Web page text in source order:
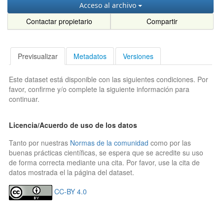
Acceso al archivo
Contactar propietario Compartir
Previsualizar Metadatos Versiones
Este dataset está disponible con las siguientes condiciones. Por
favor, confirme y/o complete la siguiente información para
continuar.
Licencia/Acuerdo de uso de los datos
Tanto por nuestras Normas de la comunidad como por las
buenas prácticas científicas, se espera que se acredite su uso
de forma correcta mediante una cita. Por favor, use la cita de
datos mostrada el la página del dataset.
CC-BY 4.0